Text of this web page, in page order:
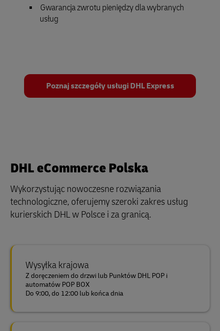
Gwarancja zwrotu pieniędzy dla wybranych
usług
Poznaj szczegóły usługi DHL Express
DHL eCommerce Polska
Wykorzystując nowoczesne rozwiązania
technologiczne, oferujemy szeroki zakres usług
kurierskich DHL w Polsce i za granicą.
Wysyłka krajowa
Z doręczeniem do drzwi lub Punktów DHL POP i
automatów POP BOX
Do 9:00, do 12:00 lub końca dnia